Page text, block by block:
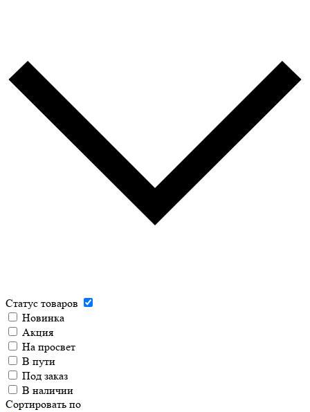
Статус товаров
Новинка
Акция
На просвет
В пути
Под заказ
В наличии
Сортировать по